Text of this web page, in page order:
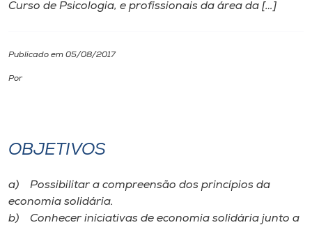
Cultura
CPA
Museu
Curso de Psicologia, e profissionais da área da […]
Publicado em 05/08/2017
Por
OBJETIVOS
a) Possibilitar a compreensão dos princípios da
economia solidária.
b) Conhecer iniciativas de economia solidária junto a